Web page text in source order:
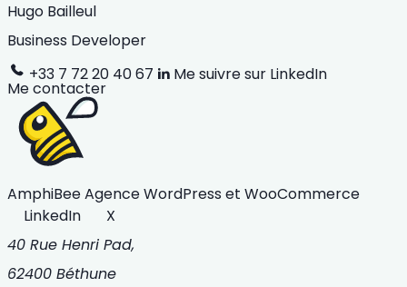
Hugo Bailleul
Business Developer
+33 7 72 20 40 67
Me suivre sur LinkedIn
Me contacter
AmphiBeeAgence WordPress et WooCommerce
LinkedIn
X
40 Rue Henri Pad,
62400 Béthune